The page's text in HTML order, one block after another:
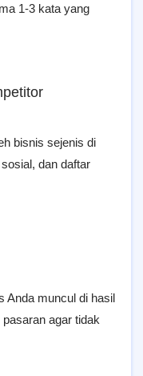
1-3 kata yang
bisnis sejenis di
dan daftar
Anda muncul di hasil
agar tidak